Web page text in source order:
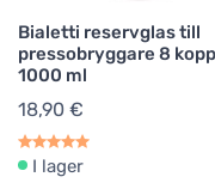
Bialetti reservglas till
pressobryggare 8
1000 ml
18,90 €
I lager